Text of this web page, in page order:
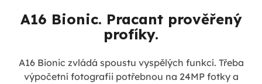
A16 Bionic. Pracant prověřený
profíky.
A16 Bionic zvládá spoustu vyspělých funkcí. Třeba
výpočetní fotografii potřebnou na 24MP fotky a